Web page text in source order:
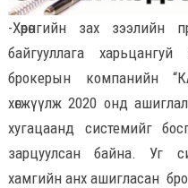
-Хөрөнгийн зах
байгууллага
брокерын компанийн
хөгжүүлж 2020 онд
хугацаанд системийг
зарцуулсан байна. Уг
хамгийн анх ашигласан